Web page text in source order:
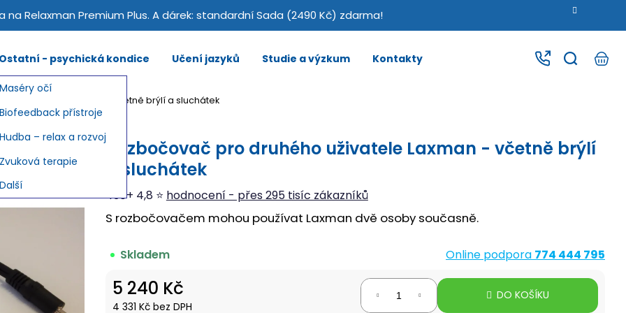
na Relaxman Premium Plus. A dárek: standardní Sada (2490 Kč) zdarma!
Ostatní - psychická kondice
Maséry očí
Biofeedback přístroje
Hudba – relax a rozvoj
Zvuková terapie
Další
Učení jazyků Studie a výzkum Kontakty
uživatele Laxman - včetně brýlí a sluchátek
Rozbočovač pro druhého uživatele Laxman - včetně brýlí
a sluchátek
430+ 4,8 ⭐ hodnocení - přes 295 tisíc zákazníků
S rozbočovačem mohou používat Laxman dvě osoby současně.
Skladem Online podpora 774 444 795
5 240 Kč
4 331 Kč bez DPH
DO KOŠÍKU